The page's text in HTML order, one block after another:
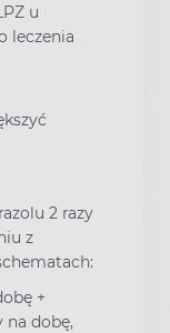
u
leczenia
2 razy
z
+
dobę,